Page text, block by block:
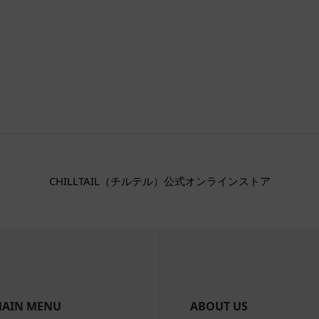
CHILLTAIL（チルテル）公式オンラインストア
MENU ABOUT US